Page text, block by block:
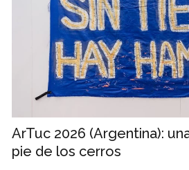
ArTuc 2026 (Argentina):
pie de los cerros